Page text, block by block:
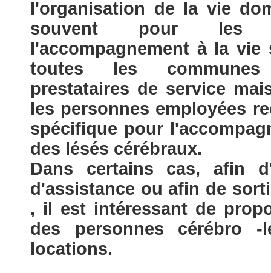
l'organisation de la vie
souvent pour les
l'accompagnement à la
toutes les
prestataires de service
les personnes employées
spécifique pour
des lésés cérébraux.
Dans certains cas, afin
d'assistance ou afin de
, il est intéressant de
des personnes cérébro
locations.